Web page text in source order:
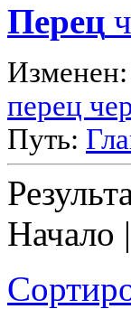
Перец
Изменен:
перец
Путь:
Начало